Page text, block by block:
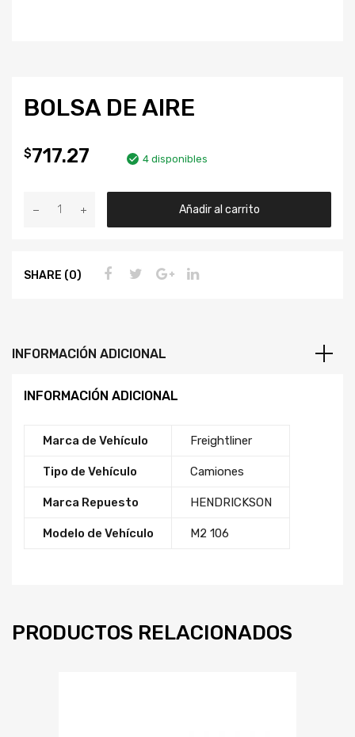
BOLSA DE AIRE
$717.27 4 disponibles
Añadir al carrito
SHARE (0)
INFORMACIÓN ADICIONAL
INFORMACIÓN ADICIONAL
Marca de Vehículo Freightliner
Tipo de Vehículo Camiones
Marca Repuesto HENDRICKSON
Modelo de Vehículo M2 106
PRODUCTOS RELACIONADOS